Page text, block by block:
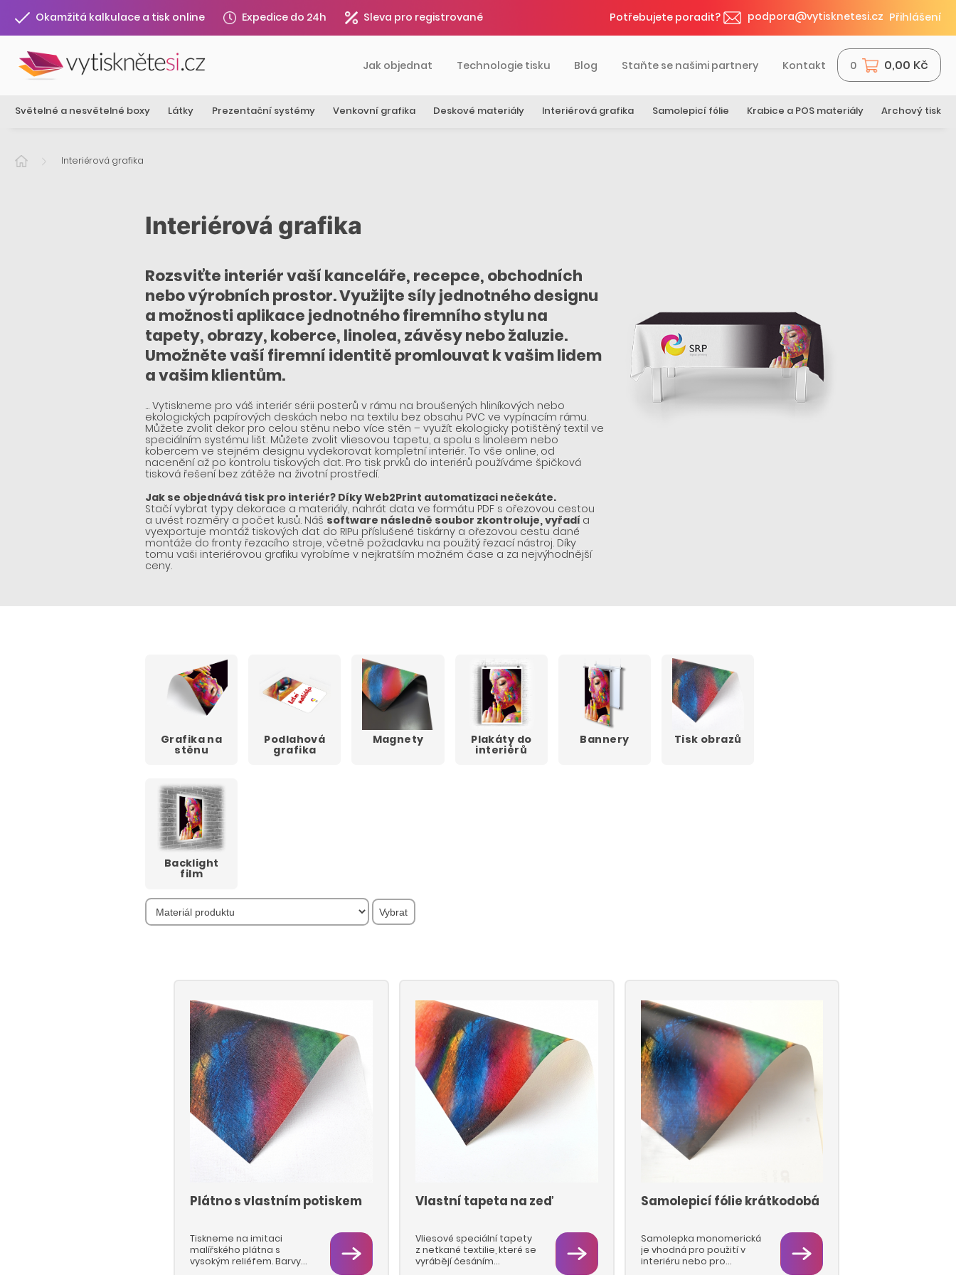
Okamžitá kalkulace a tisk online Expedice do 24h Sleva pro registrované Potřebujete poradit? podpora@vytisknetesi.cz Přihlášení
Jak objednat Technologie tisku Blog Staňte se našimi partnery Kontakt 0 0,00 Kč
Světelné a nesvětelné boxy Látky Prezentační systémy Venkovní grafika Deskové materiály Interiérová grafika Samolepicí fólie Krabice a POS materiály Archový tisk
Interiérová grafika
Interiérová grafika
Rozsviťte interiér vaší kanceláře, recepce, obchodních
nebo výrobních prostor. Využijte síly jednotného designu
a možnosti aplikace jednotného firemního stylu na
tapety, obrazy, koberce, linolea, závěsy nebo žaluzie.
Umožněte vaší firemní identitě promlouvat k vašim lidem
a vašim klientům.
... Vytiskneme pro váš interiér sérii posterů v rámu na broušených hliníkových nebo
ekologických papírových deskách nebo na textilu bez obsahu PVC ve vypínacím rámu.
Můžete zvolit dekor pro celou stěnu nebo více stěn – využít ekologicky potištěný textil ve
speciálním systému lišt. Můžete zvolit vliesovou tapetu, a spolu s linoleem nebo
kobercem ve stejném designu vydekorovat kompletní interiér. To vše online, od
nacenění až po kontrolu tiskových dat. Pro tisk prvků do interiérů používáme špičková
tisková řešení bez zátěže na životní prostředí.
Jak se objednává tisk pro interiér? Díky Web2Print automatizaci nečekáte.
Stačí vybrat typy dekorace a materiály, nahrát data ve formátu PDF s ořezovou cestou
a uvést rozměry a počet kusů. Náš software následně soubor zkontroluje, vyřadí a
vyexportuje montáž tiskových dat do RIPu příslušené tiskárny a ořezovou cestu dané
montáže do fronty řezacího stroje, včetně požadavku na použitý řezací nástroj. Díky
tomu vaši interiérovou grafiku vyrobíme v nejkratším možném čase a za nejvýhodnější
ceny.
Grafika na
stěnu
Podlahová
grafika
Magnety Plakáty do
interiérů
Bannery Tisk obrazů
Backlight
film
Plátno s vlastním potiskem
Tiskneme na imitaci
malířského plátna s
vysokým reliéfem. Barvy
Vlastní tapeta na zeď
Vliesové speciální tapety
z netkané textilie, které se
vyrábějí česáním
Samolepicí fólie krátkodobá
Samolepka monomerická
je vhodná pro použití v
interiéru nebo pro